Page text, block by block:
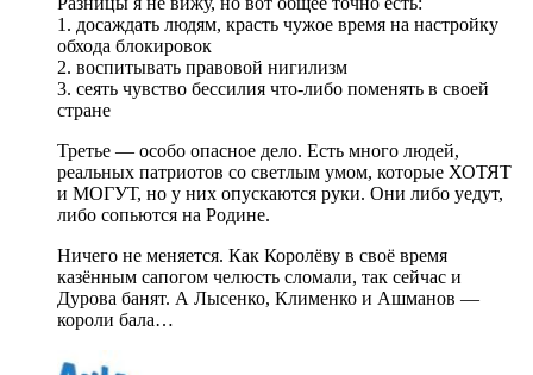
1. досаждать людям, красть чужое время на настройку
обхода блокировок
2. воспитывать правовой нигилизм
3. сеять чувство бессилия что-либо поменять в своей
стране
Третье — особо опасное дело. Есть много людей,
реальных патриотов со светлым умом, которые ХОТЯТ
и МОГУТ, но у них опускаются руки. Они либо уедут,
либо сопьются на Родине.
Ничего не меняется. Как Королёву в своё время
казённым сапогом челюсть сломали, так сейчас и
Дурова банят. А Лысенко, Клименко и Ашманов —
короли бала…